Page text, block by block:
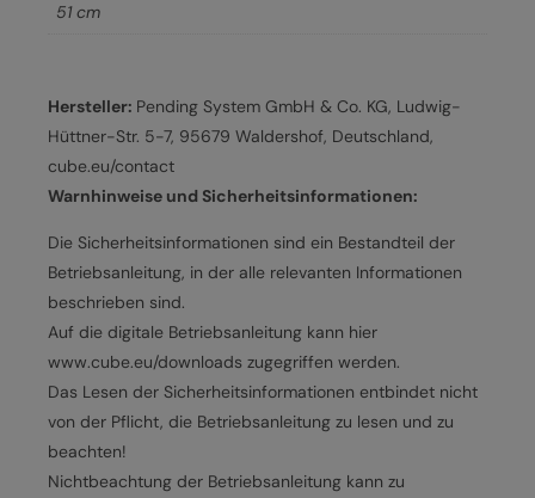
51 cm
Hersteller: Pending System GmbH & Co. KG, Ludwig-
Hüttner-Str. 5-7, 95679 Waldershof, Deutschland,
cube.eu/contact
Warnhinweise und Sicherheitsinformationen:
Die Sicherheitsinformationen sind ein Bestandteil der
Betriebsanleitung, in der alle relevanten Informationen
beschrieben sind.
Auf die digitale Betriebsanleitung kann hier
www.cube.eu/downloads zugegriffen werden.
Das Lesen der Sicherheitsinformationen entbindet nicht
von der Pflicht, die Betriebsanleitung zu lesen und zu
beachten!
Nichtbeachtung der Betriebsanleitung kann zu